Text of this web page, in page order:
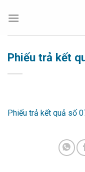
qua
Phiếu trả kết
Phiếu trả kết quả số